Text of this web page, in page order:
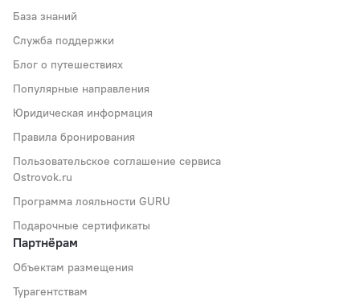
База знаний
Служба поддержки
Блог о путешествиях
Популярные направления
Юридическая информация
Правила бронирования
Пользовательское соглашение сервиса
Ostrovok.ru
Программа лояльности GURU
Подарочные сертификаты
Партнёрам
Объектам размещения
Турагентствам